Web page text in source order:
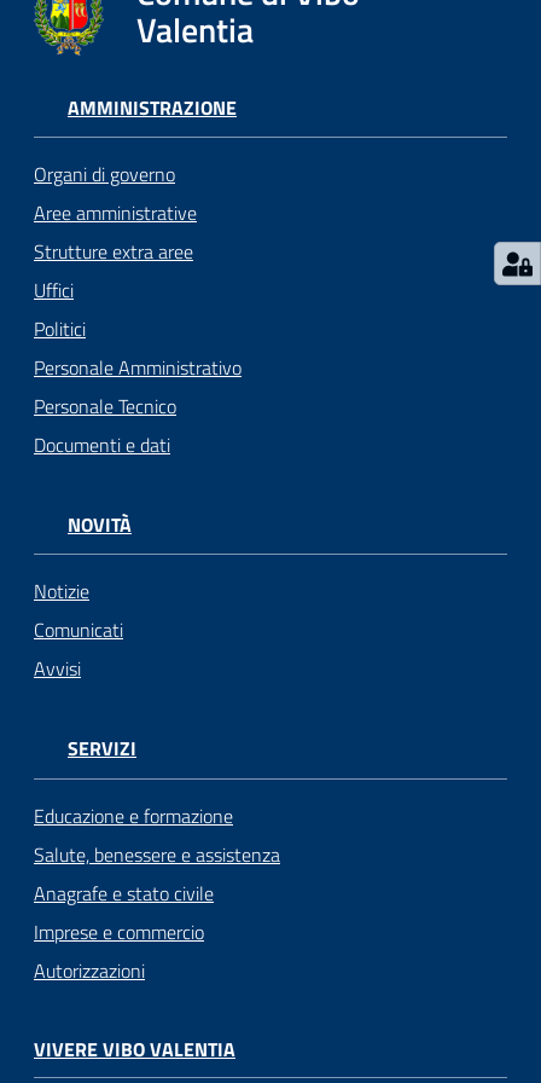
argomenti...
Seguici
su
Valentia
AMMINISTRAZIONE
Organi di governo
Aree amministrative
Strutture extra aree
Uffici
Politici
Personale Amministrativo
Personale Tecnico
Documenti e dati
NOVITÀ
Notizie
Comunicati
Avvisi
SERVIZI
Educazione e formazione
Salute, benessere e assistenza
Anagrafe e stato civile
Imprese e commercio
Autorizzazioni
VIVERE VIBO VALENTIA